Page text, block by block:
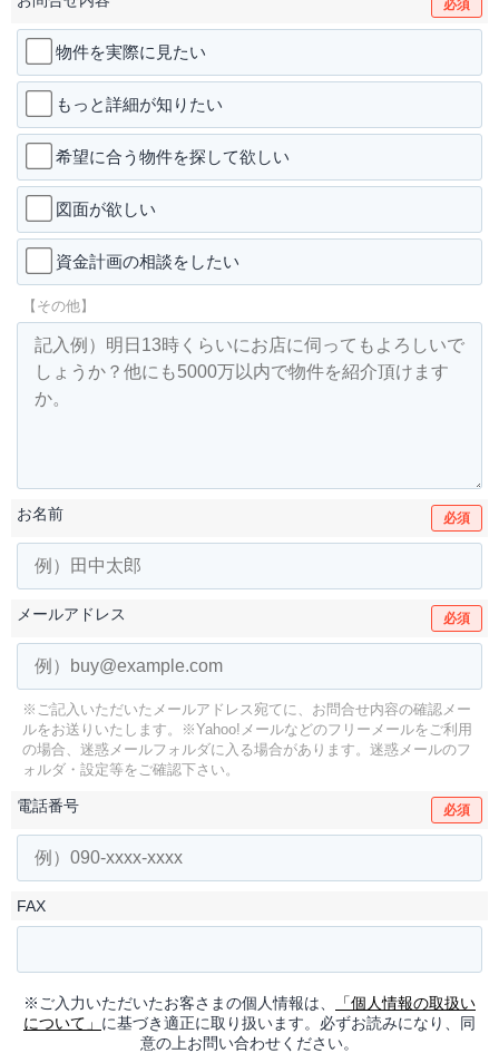
必須
物件を実際に見たい
もっと詳細が知りたい
希望に合う物件を探して欲しい
図面が欲しい
資金計画の相談をしたい
【その他】
お名前 必須
メールアドレス 必須
※ご記入いただいたメールアドレス宛てに、お問合せ内容の確認メー
ルをお送りいたします。
※Yahoo!メールなどのフリーメールをご利用
の場合、迷惑メールフォルダに入る場合があります。 迷惑メールのフ
ォルダ・設定等をご確認下さい。
電話番号 必須
FAX
※ご入力いただいたお客さまの個人情報は、
「個人情報の取扱い
について」 に基づき適正に取り扱います。必ずお読みになり、同
意の上お問い合わせください。